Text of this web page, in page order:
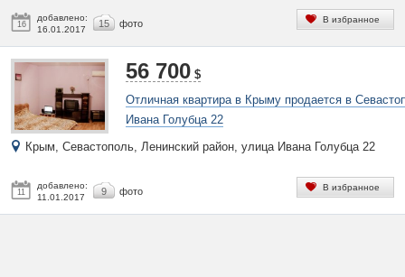
16
добавлено:
16.01.2017
15 фото В избранное
11
добавлено:
11.01.2017
9 фото
56 700 $
Отличная квартира в Крыму продается в
Ивана Голубца 22
Крым, Севастополь, Ленинский район, улица Ивана Голубца 22
В избранное